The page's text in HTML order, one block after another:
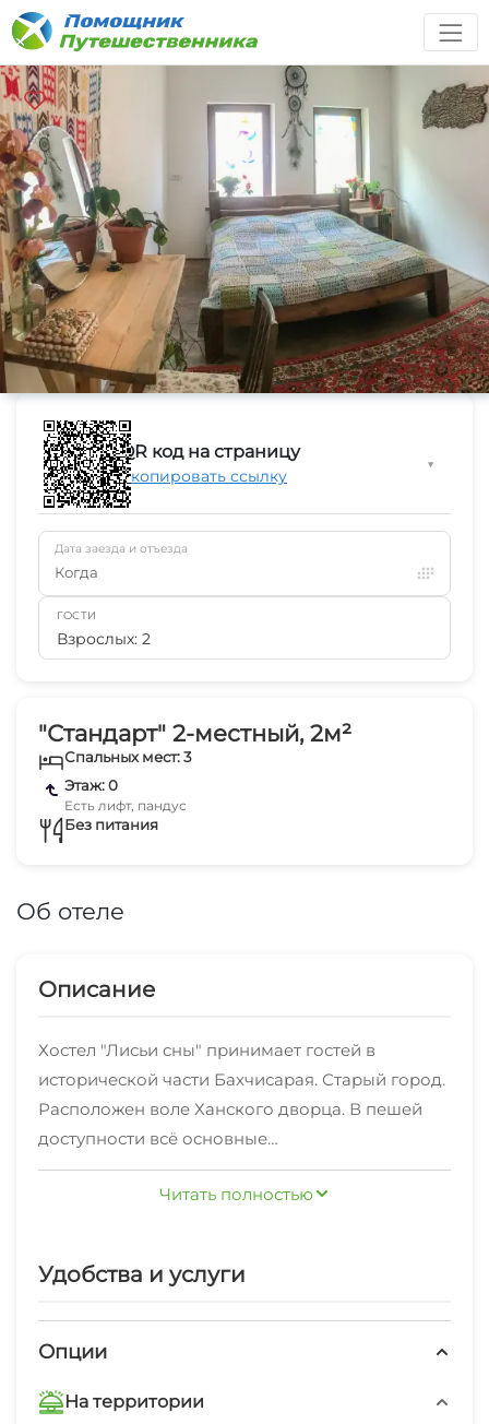
"Стандарт" 2-местный, 2м²
Спальных мест: 3
Этаж: 0
Есть лифт, пандус
Без питания
Об отеле
Описание
Хостел "Лисьи сны" принимает гостей в
исторической части Бахчисарая. Старый город.
Расположен воле Ханского дворца. В пешей
доступности всё основные
достопримечательности. Рядом горы лес,
живописные маршруты. Зелёный двор, зона
дизайном. Так же возможно размещение
Читать полностью
Удобства и услуги
Опции
На территории
QR код на страницу
Скопировать ссылку
▼
Дата заезда и отъезда
Когда
ГОСТИ
Взрослых: 2